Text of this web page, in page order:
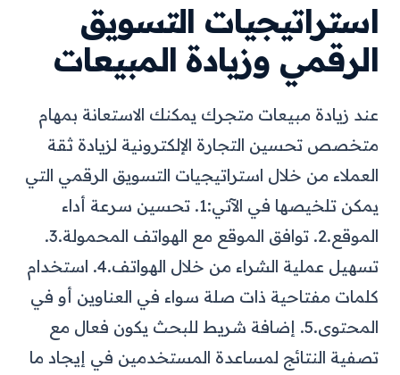
استراتيجيات التسويق
الرقمي وزيادة المبيعات
عند زيادة مبيعات متجرك يمكنك الاستعانة بمهام
متخصص تحسين التجارة الإلكترونية لزيادة ثقة
العملاء من خلال استراتيجيات التسويق الرقمي التي
يمكن تلخيصها في الآتي: 1. تحسين سرعة أداء
الموقع.2. توافق الموقع مع الهواتف المحمولة.
3.
تسهيل عملية الشراء من خلال الهواتف. 4. استخدام
كلمات مفتاحية ذات صلة سواء في العناوين أو في
المحتوى. 5. إضافة شريط للبحث يكون فعال مع
تصفية النتائج لمساعدة المستخدمين في إيجاد ما